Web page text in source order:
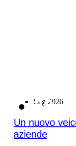
Lug 2026
20
Un nuovo
aziende